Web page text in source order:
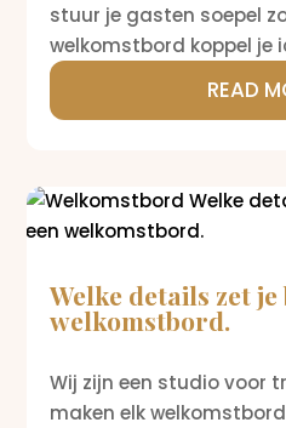
stuur je gasten soepel
welkomstbord koppel je
READ
Welke details zet
welkomstbord.
Wij zijn een studio voor
maken elk